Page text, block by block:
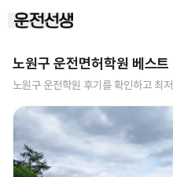
노원구 운전면허학원 베스트
노원구 운전학원 후기를 확인하고 최